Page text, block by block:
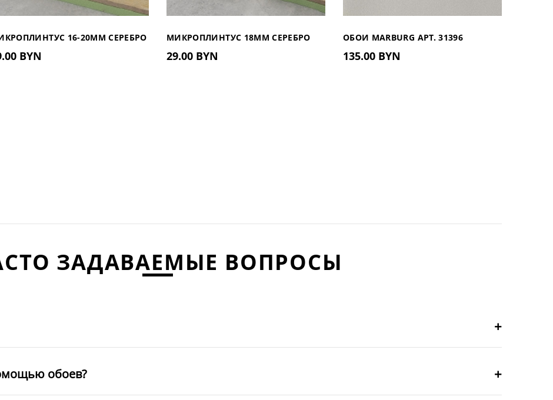
16-20ММ СЕРЕБРО
С КОМПЛЕКТОМ
BYN
МИКРОПЛИНТУС 18ММ СЕРЕБРО
МАТОВЫЙ С КОМПЛЕКТОМ
29.00 BYN
ОБОИ MARBURG АРТ. 31396
(ГЕРМАНИЯ)
135.00 BYN
ЗАДАВАЕМЫЕ ВОПРОСЫ
обоев?